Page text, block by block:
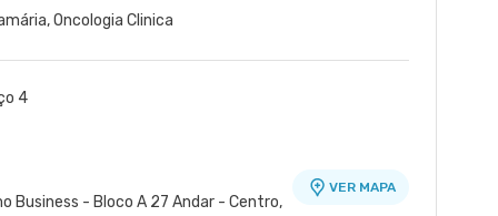
Oncologia Clinica
4
Business - Bloco A 27 Andar - Centro,
VER MAPA